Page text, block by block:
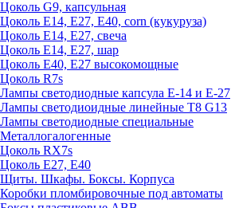
Цоколь G9, капсульная
Цоколь Е14, Е27, Е40, corn (кукуруза)
Цоколь Е14, Е27, свеча
Цоколь Е14, Е27, шар
Цоколь Е40, Е27 высокомощные
Цоколь R7s
Лампы светодиодные капсула Е-14 и Е-27
Лампы светодиоидные линейные T8 G13
Лампы светодиодные специальные
Металлогалогенные
Цоколь RX7s
Цоколь Е27, E40
Щиты. Шкафы. Боксы. Корпуса
Коробки пломбировочные под автоматы